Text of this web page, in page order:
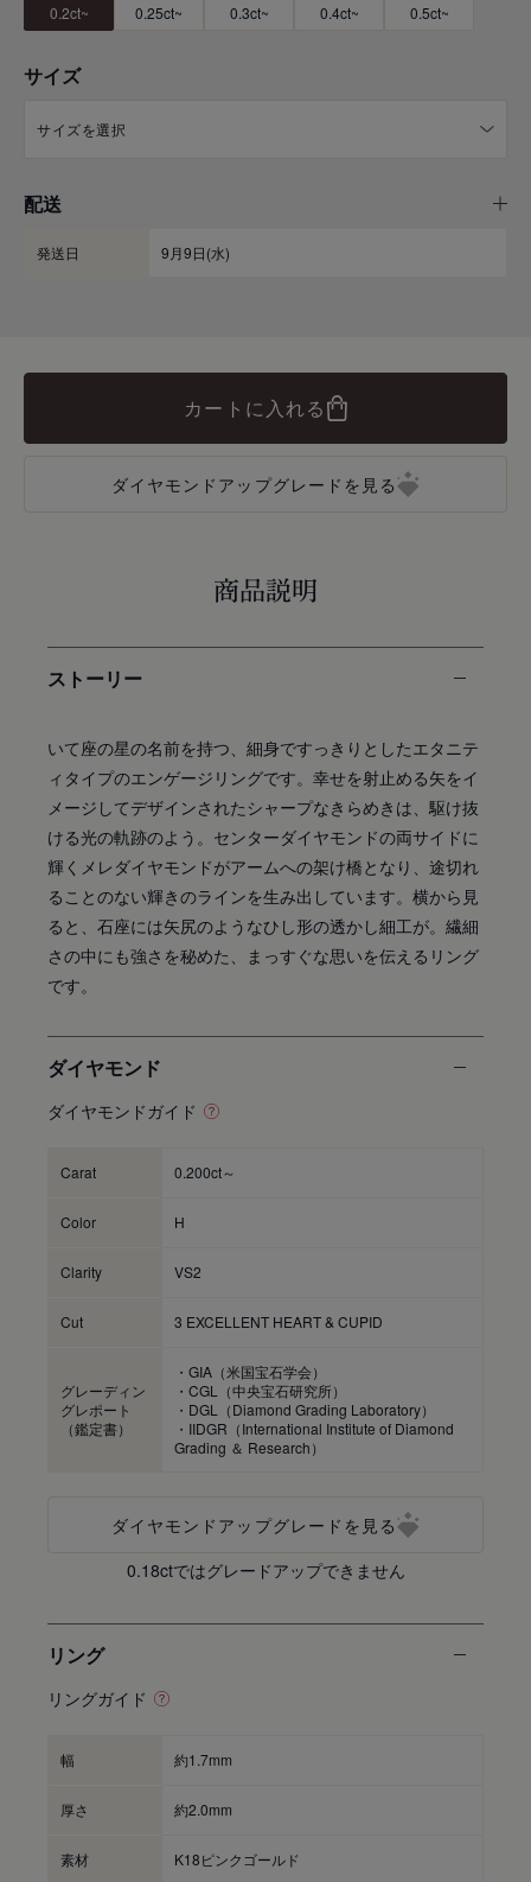
0.2ct~ 0.25ct~ 0.3ct~ 0.4ct~ 0.5ct~
サイズ
配送
発送日 9月9日(水)
カートに入れる
ダイヤモンドアップグレードを見る
商品説明
ストーリー
いて座の星の名前を持つ、細身ですっきりとしたエタニテ
ィタイプのエンゲージリングです。幸せを射止める矢をイ
メージしてデザインされたシャープなきらめきは、駆け抜
ける光の軌跡のよう。センターダイヤモンドの両サイドに
輝くメレダイヤモンドがアームへの架け橋となり、途切れ
ることのない輝きのラインを生み出しています。横から見
ると、石座には矢尻のようなひし形の透かし細工が。繊細
さの中にも強さを秘めた、まっすぐな思いを伝えるリング
です。
ダイヤモンド
ダイヤモンドガイド
Carat 0.200ct～
Color H
Clarity VS2
Cut 3 EXCELLENT HEART & CUPID
グレーディン
グレポート
（鑑定書）
・GIA（米国宝石学会）
・CGL（中央宝石研究所）
・DGL（Diamond Grading Laboratory）
・IIDGR（International Institute of Diamond
Grading ＆ Research）
ダイヤモンドアップグレードを見る
0.18ctではグレードアップできません
リング
リングガイド
幅 約1.7mm
厚さ 約2.0mm
素材 K18ピンクゴールド